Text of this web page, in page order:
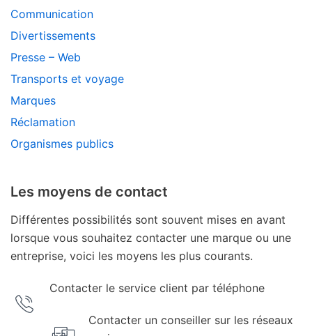
Communication
Divertissements
Presse – Web
Transports et voyage
Marques
Réclamation
Organismes publics
Les moyens de contact
Différentes possibilités sont souvent mises en avant
lorsque vous souhaitez contacter une marque ou une
entreprise, voici les moyens les plus courants.
Contacter le service client par téléphone
Contacter un conseiller sur les réseaux